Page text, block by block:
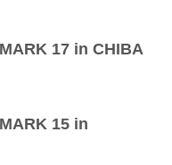
17 in CHIBA
15 in